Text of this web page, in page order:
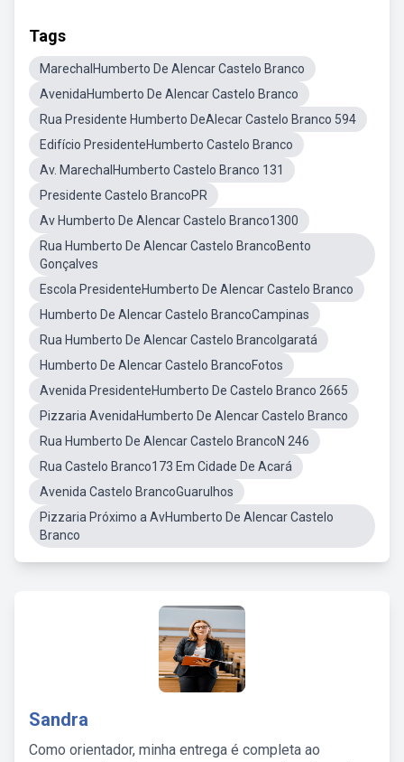
Tags
MarechalHumberto De Alencar Castelo Branco
AvenidaHumberto De Alencar Castelo Branco
Rua Presidente Humberto DeAlecar Castelo Branco 594
Edifício PresidenteHumberto Castelo Branco
Av. MarechalHumberto Castelo Branco 131
Presidente Castelo BrancoPR
Av Humberto De Alencar Castelo Branco1300
Rua Humberto De Alencar Castelo BrancoBento
Gonçalves
Escola PresidenteHumberto De Alencar Castelo Branco
Humberto De Alencar Castelo BrancoCampinas
Rua Humberto De Alencar Castelo BrancoIgaratá
Humberto De Alencar Castelo BrancoFotos
Avenida PresidenteHumberto De Castelo Branco 2665
Pizzaria AvenidaHumberto De Alencar Castelo Branco
Rua Humberto De Alencar Castelo BrancoN 246
Rua Castelo Branco173 Em Cidade De Acará
Avenida Castelo BrancoGuarulhos
Pizzaria Próximo a AvHumberto De Alencar Castelo
Branco
Sandra
Como orientador, minha entrega é completa ao